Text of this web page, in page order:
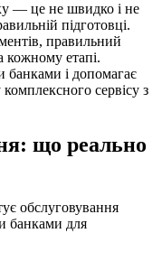
— це не швидко і не
підготовці.
правильний
кожному етапі.
банками і допомагає
сервісу з
що реально
обслуговування
банками для